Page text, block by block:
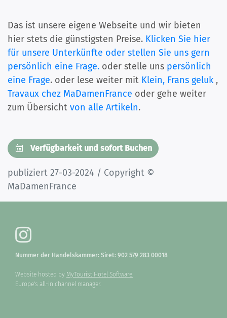
Das ist unsere eigene Webseite und wir bieten
hier stets die günstigsten Preise. Klicken Sie hier
für unsere Unterkünfte oder stellen Sie uns gern
persönlich eine Frage. oder stelle uns persönlich
eine Frage. oder lese weiter mit Klein, Frans geluk ,
Travaux chez MaDamenFrance oder gehe weiter
zum Übersicht von alle Artikeln.
Verfügbarkeit und sofort Buchen
publiziert 27-03-2024 / Copyright ©
MaDamenFrance
Nummer der Handelskammer: Siret: 902 579 283 00018
Website hosted by MyTourist Hotel Software.
Europe's all-in channel manager.